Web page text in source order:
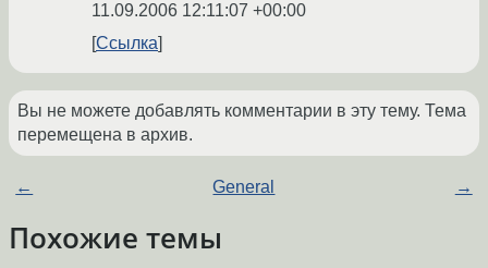
11.09.2006 12:11:07 +00:00
Ссылка
Вы не можете добавлять комментарии в эту тему. Тема
перемещена в архив.
← General →
Похожие темы